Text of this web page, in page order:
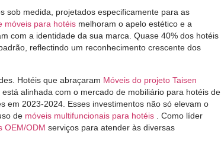
sob medida, projetados especificamente para as
móveis para hotéis melhoram o apelo estético e a
com a identidade da sua marca. Quase 40% dos hotéis
reflectindo um reconhecimento crescente dos
Hotéis que abraçaram Móveis do projeto Taisen
alinhada com o mercado de mobiliário para hotéis de
em 2023-2024. Esses investimentos não só elevam o
de móveis multifuncionais para hotéis
. Como líder
OEM/ODM serviços para atender às diversas